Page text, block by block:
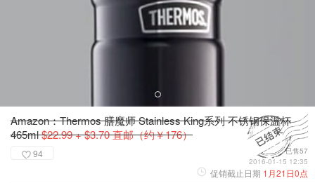
Amazon：Thermos 膳魔师 Stainless King系列 不锈钢保温杯
465ml$22.99 + $3.70 直邮（约￥176）
94
已售57
2016-01-15 12:35
促销截止日期 1月21日0点